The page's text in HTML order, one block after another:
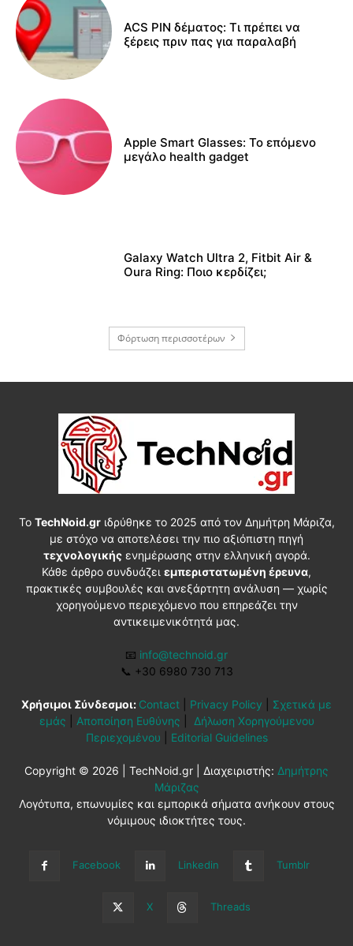
ACS PIN δέματος: Τι πρέπει να
ξέρεις πριν πας για παραλαβή
Apple Smart Glasses: Το επόμενο
μεγάλο health gadget
Galaxy Watch Ultra 2, Fitbit Air &
Oura Ring: Ποιο κερδίζει;
Φόρτωση περισσοτέρων
Το TechNoid.grιδρύθηκε το 2025 από τον Δημήτρη Μάριζα,
με στόχο να αποτελέσει την πιο αξιόπιστη πηγή
τεχνολογικήςενημέρωσης στην ελληνική αγορά.
Κάθε άρθρο συνδυάζει εμπεριστατωμένη έρευνα,
πρακτικές συμβουλές και ανεξάρτητη ανάλυση — χωρίς
χορηγούμενο περιεχόμενο που επηρεάζει την
αντικειμενικότητά μας.
📧 info@technoid.gr
📞 +30 6980 730 713
Χρήσιμοι Σύνδεσμοι: Contact Privacy Policy
Σχετικά με
εμάς
Αποποίηση Ευθύνης
Δήλωση Χορηγούμενου
Περιεχομένου
Editorial Guidelines
Copyright © 2026 | TechNoid.gr | Διαχειριστής: Δημήτρης
Μάριζας
Λογότυπα, επωνυμίες και εμπορικά σήματα ανήκουν στους
νόμιμους ιδιοκτήτες τους.
Facebook Linkedin Tumblr
X Threads